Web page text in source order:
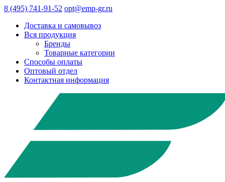
8 (495) 741-91-52 opt@emp-gr.ru
Доставка и самовывоз
Вся продукция
Бренды
Товарные категории
Способы оплаты
Оптовый отдел
Контактная информация